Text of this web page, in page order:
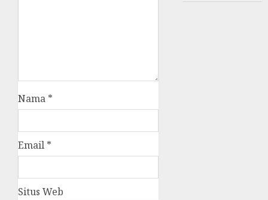
Nama *
Email *
Situs Web